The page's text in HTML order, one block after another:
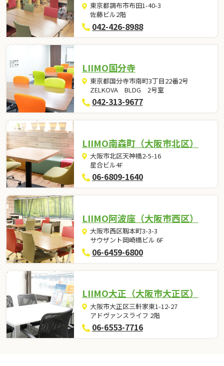
東京都調布市布田1-40-3
佐藤ビル2階
042-426-8988
LIIMO国分寺
東京都国分寺市南町3丁目22番2号
ZELKOVA BLDG 2号室
042-313-9677
LIIMO南森町（大阪市北区）
大阪市北区天神橋2-5-16
星合ビル4F
06-6809-1640
LIIMO阿波座（大阪市西区）
大阪市西区靱本町3-3-3
サウザント岡崎橋ビル 6F
06-6459-6800
LIIMO大正（大阪市大正区）
大阪市大正区三軒家東1-12-27
アドヴァンスライフ 2階
06-6553-7716